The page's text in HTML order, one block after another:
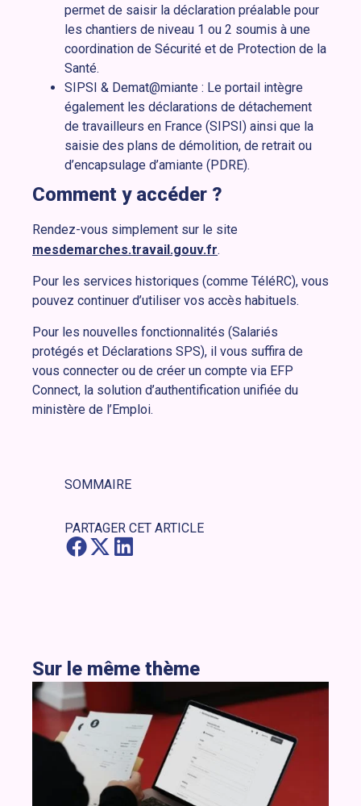
permet de saisir la déclaration préalable pour
les chantiers de niveau 1 ou 2 soumis à une
coordination de Sécurité et de Protection de la
Santé.
SIPSI & Demat@miante : Le portail intègre
également les déclarations de détachement
de travailleurs en France (SIPSI) ainsi que la
saisie des plans de démolition, de retrait ou
d’encapsulage d’amiante (PDRE).
Comment y accéder ?
Rendez-vous simplement sur le site
mesdemarches.travail.gouv.fr.
Pour les services historiques (comme TéléRC), vous
pouvez continuer d’utiliser vos accès habituels.
Pour les nouvelles fonctionnalités (Salariés
protégés et Déclarations SPS), il vous suffira de
vous connecter ou de créer un compte via EFP
Connect, la solution d’authentification unifiée du
ministère de l’Emploi.
SOMMAIRE
PARTAGER CET ARTICLE
Sur le même thème